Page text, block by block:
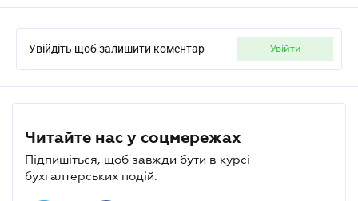
Увійдіть щоб залишити коментар увійти
Читайте нас у соцмережах
Підпишіться, щоб завжди бути в курсі
бухгалтерських подій.